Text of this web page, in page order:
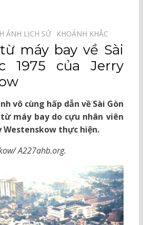
ẢNH LỊCH SỬ⠀ KHOẢNH KHẮC⠀
máy bay về Sài
1975 của Jerry
vô cùng hấp dẫn về Sài Gòn
máy bay do cựu nhân viên
Westenskow thực hiện.
A227ahb.org.